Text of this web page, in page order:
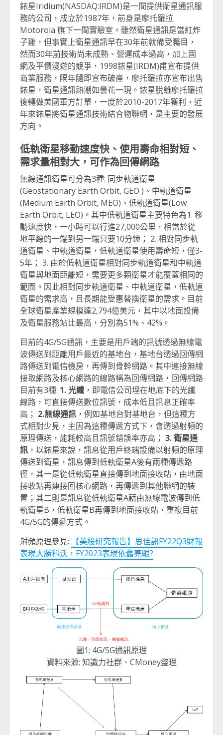
銥星Iridium(NASDAQ:IRDM)是一間提供衛星通訊服
務的公司，成立於1987年，前身是摩托羅拉
Motorola 旗下一間實驗室。雖然衛星通訊是當紅炸
子雞，但事實上衛星通訊早在30年前就備受矚目，
然而30年前技術尚未成熟、營運成本過高，加上固
網及平價漫遊的競爭，1998銥星(IRDM)甫宣布提供
商業服務，隔年隨即宣布破產，摩托羅拉亦宣布出售
銥星，衛星通訊熱潮如曇花一現。銥星脫離摩托羅拉
後轉做美國軍方訂單，一度於2010-2017年獲利，近
年來銥星將衛星通訊技術結合物聯網，是主要的發展
方向。
低軌衛星移動速度快、使用壽命相對短、
需求量相對大，可作為回傳網路
無線通訊衛星可分為3種: 同步軌道衛星
(Geostationary Earth Orbit, GEO )、中軌道衛星
(Medium Earth Orbit, MEO)、低軌道衛星(Low
Earth Orbit, LEO)。其中低軌道衛星主要特色為1. 移
動速度快，一小時可以行進27,000公里，相當於從
地平線的一端到另一端只要10分鐘； 2. 相對同步軌
道衛星、中軌道衛星，低軌道衛星使用壽命短，僅3-
5年； 3. 由於低軌道衛星相對同步軌道衛星和中軌道
衛星與地面距離短，需要更多顆衛星才能覆蓋相同的
範圍。因此相對同步軌道衛星、中軌道衛星，低軌道
衛星的需求高，且長期能受惠替換衛星的需求。目前
全球衛星產業規模達2,794億美元，其中以地面設備
及衛星服務站比最高，分別為51%、42%。
目前的4G/5G通訊，主要是用戶端的訊號透過無線電
波傳送到距離用戶最近的基地台，基地台透過回傳網
路傳送到電信機房，再傳到骨幹網路。其中連接無線
接取網路及核心網路的線路稱為回傳網路，回傳網路
目前有3種: 1. 光纖 ，即電信公司埋在地底下的光纖
線路，可直接傳送數位訊號，成本低且訊息正確率
高； 2.無線通訊 ，例如基地台對基地台，但這種方
式相對少見，主因為這種傳遞方式下，會透過射頻的
原理傳送，能耗較高且訊號錯誤率亦高； 3. 衛星通
訊 ，以銥星來說，訊息從用戶終端設備以射頻的原理
傳送到衛星，訊息傳到低軌衛星A後有兩種傳遞路
徑，其一是從低軌衛星直接傳到地面接收站，由地面
接收站再連接回核心網路，再傳遞到其他聯網的裝
置；其二則是訊息從低軌衛星A藉由無線電波傳到低
軌衛星B，低軌衛星B再傳到地面接收站，重複目前
4G/5G的傳遞方式。
射頻原理參見:
【美股研究報告】思佳訊FY22Q3財報
表現大勝科沃，FY2023表現依舊亮眼?
圖1: 4G/5G通訊原理
資料來源: 知識力社群、CMoney整理